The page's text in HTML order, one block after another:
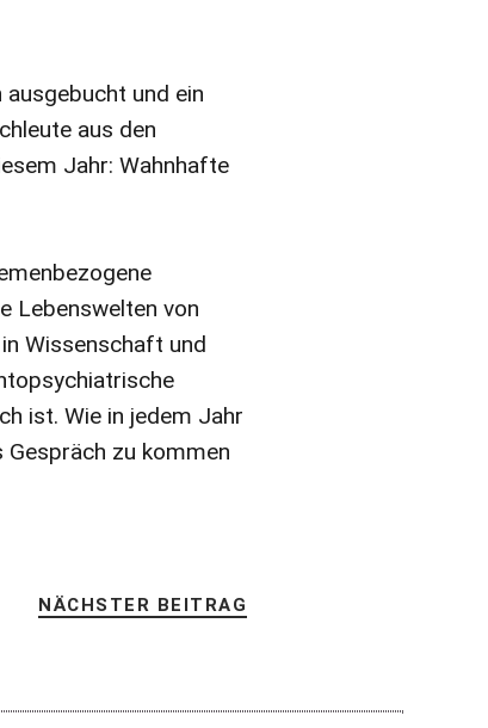
und ein
aus den
Jahr: Wahnhafte
Lebenswelten von
Wissenschaft und
ist. Wie in jedem Jahr
Gespräch zu kommen
NÄCHSTER BEITRAG